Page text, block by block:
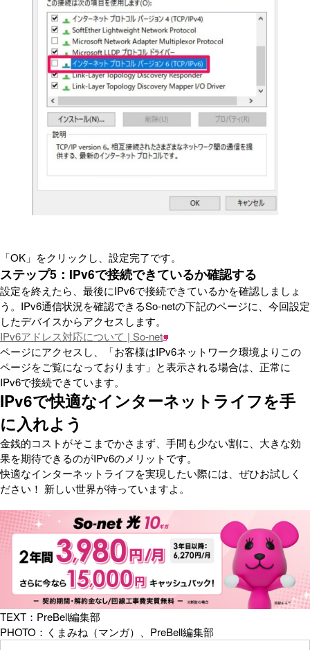
「OK」をクリックし、設定完了です。
ステップ5：IPv6で接続できているか確認する
設定を終えたら、最後にIPv6で接続できているかを確認しましょ
う。IPv6通信状況を確認できるSo-netの下記のページに、今回設定
したデバイスからアクセスします。
IPv6アドレス対応について | So-net
ページにアクセスし、「お客様はIPv6ネットワーク環境よりこの
ページをご覧になっております」と表示される場合は、正常に
IPv6で接続できています。
IPv6で快適なインターネットライフを手
に入れよう
金銭的コストがそこまでかさまず、手間も少ない割に、大きな効
果を期待できるのがIPv6のメリットです。
快適なインターネットライフを実現したい際には、ぜひお試しく
ださい！ 新しい世界が待っていますよ。
TEXT：PreBell編集部
PHOTO：くまみね（マンガ）、PreBell編集部